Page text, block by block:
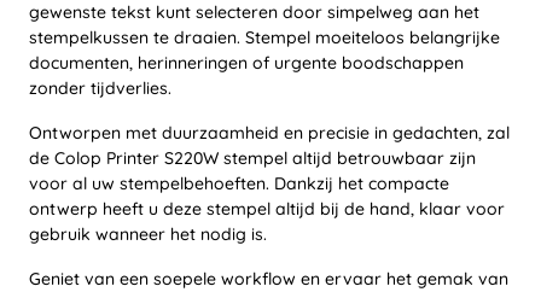
gewenste tekst kunt selecteren door simpelweg aan het
stempelkussen te draaien. Stempel moeiteloos belangrijke
documenten, herinneringen of urgente boodschappen
zonder tijdverlies.
Ontworpen met duurzaamheid en precisie in gedachten, zal
de Colop Printer S220W stempel altijd betrouwbaar zijn
voor al uw stempelbehoeften. Dankzij het compacte
ontwerp heeft u deze stempel altijd bij de hand, klaar voor
gebruik wanneer het nodig is.
Geniet van een soepele workflow en ervaar het gemak van